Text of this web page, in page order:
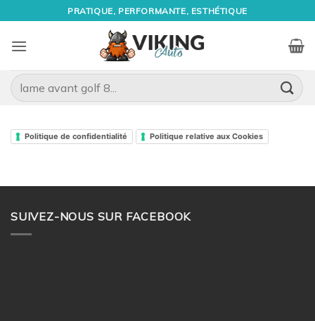
au
contenu
PRATIQUE, PERFORMANTE, ESTHÉTIQUE
Recherche
pour :
Politique de confidentialité Politique relative aux Cookies
SUIVEZ-NOUS SUR FACEBOOK